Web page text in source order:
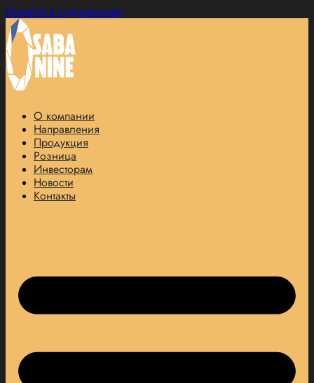
Перейти к содержимому
О компании
Направления
Продукция
Розница
Инвесторам
Новости
Контакты